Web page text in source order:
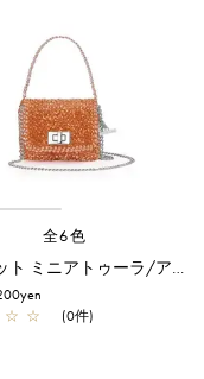
全6色
ルッケット ミニアトゥーラ/アプリコット
☆ ☆ (0件)